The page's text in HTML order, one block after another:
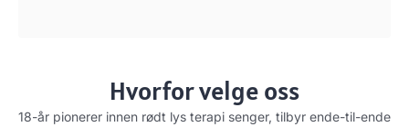
Hvorfor velge oss
18-år pionerer innen rødt lys terapi senger, tilbyr ende-til-ende